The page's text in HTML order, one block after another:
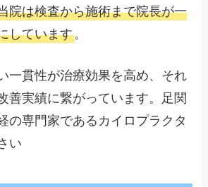
院は検査から施術まで院長が一
しています。
一貫性が治療効果を高め、それ
善実績に繋がっています。足関
の専門家であるカイロプラクタ
い